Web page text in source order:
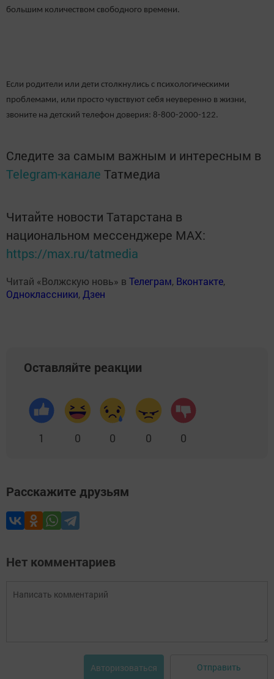
большим количеством свободного времени.
Если родители или дети столкнулись с психологическими
проблемами, или просто чувствуют себя неуверенно в жизни,
звоните на детский телефон доверия: 8-800-2000-122.
Следите за самым важным и интересным в
Telegram-канале Татмедиа
Читайте новости Татарстана в
национальном мессенджере MАХ:
https://max.ru/tatmedia
Читай «Волжскую новь» в Телеграм, Вконтакте,
Одноклассники, Дзен
Оставляйте реакции
1 0 0 0 0
Расскажите друзьям
Нет комментариев
Авторизоваться Отправить